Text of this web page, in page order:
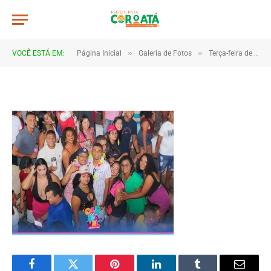
VOCÊ ESTÁ EM: Página Inicial » Galeria de Fotos » Terça-feira de carnaval 2023